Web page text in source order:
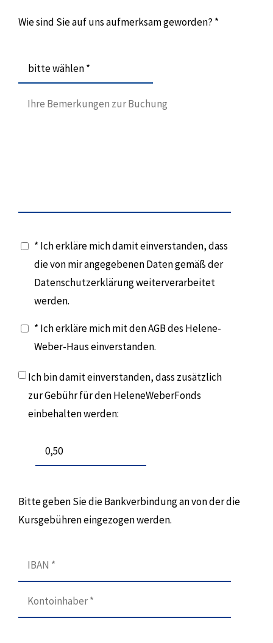
Wie sind Sie auf uns aufmerksam geworden? *
bitte wählen *
* Ich erkläre mich damit einverstanden, dass
die von mir angegebenen Daten gemäß der
Datenschutzerklärung weiterverarbeitet
werden.
* Ich erkläre mich mit den AGB des Helene-
Weber-Haus einverstanden.
Ich bin damit einverstanden, dass zusätzlich
zur Gebühr für den HeleneWeberFonds
einbehalten werden:
Bitte geben Sie die Bankverbindung an von der die
Kursgebühren eingezogen werden.